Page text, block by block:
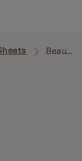
Beautifying Hair Perfume